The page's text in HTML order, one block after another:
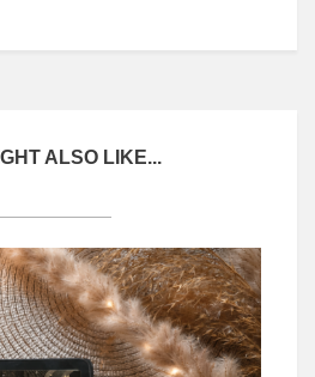
ALSO LIKE...